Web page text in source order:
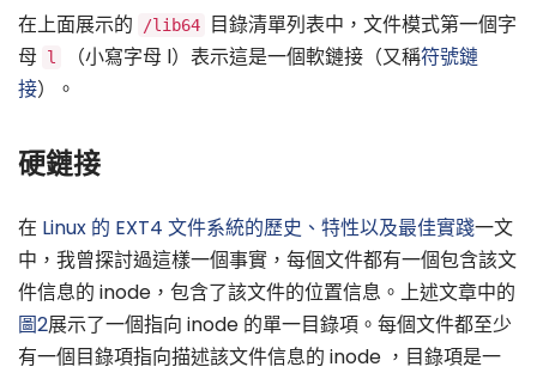
在上面展示的 /lib64
目錄清單列表中，文件模式第一個字
母
l （小寫字母 l）表示這是一個軟鏈接（又稱符號鏈
接）。
硬鏈接
在 Linux 的 EXT4 文件系統的歷史、特性以及最佳實踐一文
中，我曾探討過這樣一個事實，每個文件都有一個包含該文
件信息的 inode，包含了該文件的位置信息。上述文章中的
圖2展示了一個指向 inode 的單一目錄項。每個文件都至少
有一個目錄項指向描述該文件信息的 inode ，目錄項是一